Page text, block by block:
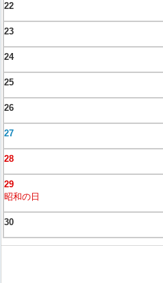
22
23
24
25
26
27
28
29
昭和の日
30